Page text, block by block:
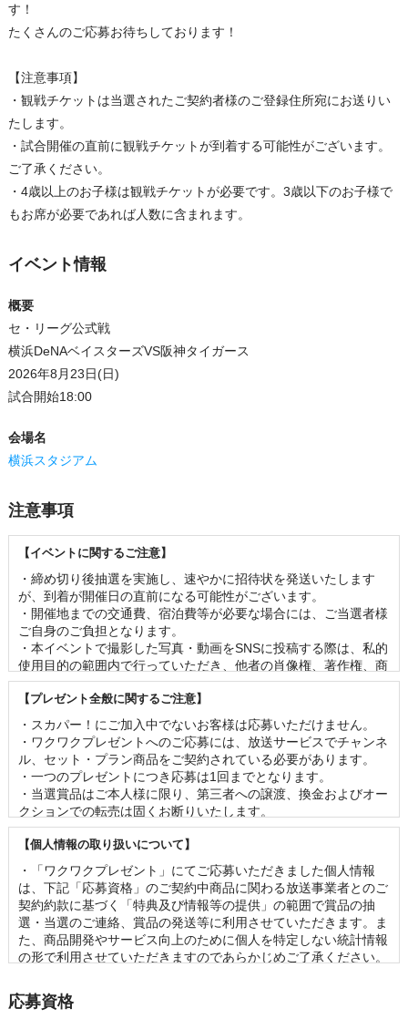
す！
たくさんのご応募お待ちしております！
【注意事項】
・観戦チケットは当選されたご契約者様のご登録住所宛にお送りい
たします。
・試合開催の直前に観戦チケットが到着する可能性がございます。
ご了承ください。
・4歳以上のお子様は観戦チケットが必要です。3歳以下のお子様で
もお席が必要であれば人数に含まれます。
イベント情報
概要
セ・リーグ公式戦
横浜DeNAベイスターズVS阪神タイガース
2026年8月23日(日)
試合開始18:00
会場名
横浜スタジアム
注意事項
【イベントに関するご注意】
・締め切り後抽選を実施し、速やかに招待状を発送いたします
が、到着が開催日の直前になる可能性がございます。
・開催地までの交通費、宿泊費等が必要な場合には、ご当選者様
ご自身のご負担となります。
・本イベントで撮影した写真・動画をSNSに投稿する際は、私的
使用目的の範囲内で行っていただき、他者の肖像権、著作権、商
標権等の権利を侵害することのないよう、十分にご留意くださ
い。
・番組撮影のあるイベントでは、客席の様子が映像に映る可能性
がございます。
・やむを得ない事情が発生した場合、予告なく内容の変更または
イベントを中止する場合がございます。
・イベントに関連して発生した事故、盗難、疾病等について当社
は一切責任を負いません。
・新型コロナウイルス感染拡大防止の取り組みに関しましては、
主催者・イベント会場等の方針に従っていただきますようお願い
【プレゼント全般に関するご注意】
・スカパー！にご加入中でないお客様は応募いただけません。
・ワクワクプレゼントへのご応募には、放送サービスでチャンネ
ル、セット・プラン商品をご契約されている必要があります。
・一つのプレゼントにつき応募は1回までとなります。
・当選賞品はご本人様に限り、第三者への譲渡、換金およびオー
クションでの転売は固くお断りいたします。
・賞品の内容（イベントの出演者、グッズの名称・仕様等）は事
前の予告なく変更となる場合がございます。
・お客様の当選機会均等のため、一度当選されたお客様は2ヶ月
以内の再当選はできませんのであらかじめご了承ください。
・当選の発表は、当選の通知をもって代えさせていただきます。
なお、賞品のお届け先は日本国内に限らせていただきます。
・応募状況、および当落に関するお問い合わせは一切ご回答でき
かねます。
・賞品の管理には万全を期しておりますが、配送を伴う賞品にお
可能性がございます。予めご容赦ください。
【個人情報の取り扱いについて】
・「ワクワクプレゼント」にてご応募いただきました個人情報
は、下記「応募資格」のご契約中商品に関わる放送事業者とのご
契約約款に基づく「特典及び情報等の提供」の範囲で賞品の抽
選・当選のご連絡、賞品の発送等に利用させていただきます。ま
た、商品開発やサービス向上のために個人を特定しない統計情報
の形で利用させていただきますのであらかじめご了承ください。
る場合には、あらかじめ必要事項を通知いたしますのでご確認く
ださい。
応募資格